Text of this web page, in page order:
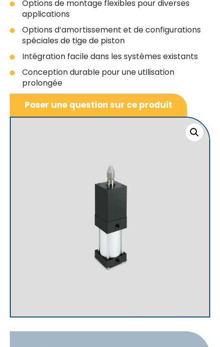
Options de montage flexibles pour diverses
applications
Options d’amortissement et de configurations
spéciales de tige de piston
Intégration facile dans les systèmes existants
Conception durable pour une utilisation
prolongée
Poser une question sur ce produit